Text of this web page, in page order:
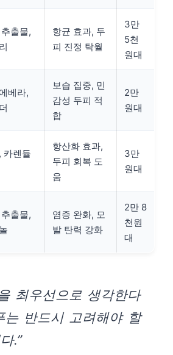
출물,
항균 효과, 두
피 진정 탁월
3만
5천
원대
베라,
보습 집중, 민
감성 두피 적
합
2만
원대
카렌듈
항산화 효과,
두피 회복 도
움
3만
원대
출물,
염증 완화, 모
발 탄력 강화
2만 8
천원
대
최우선으로 생각한다
는 반드시 고려해야 할
.”